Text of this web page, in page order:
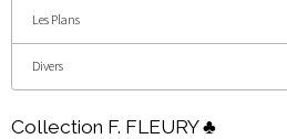
Les Plans
Divers
Collection F. FLEURY ♣